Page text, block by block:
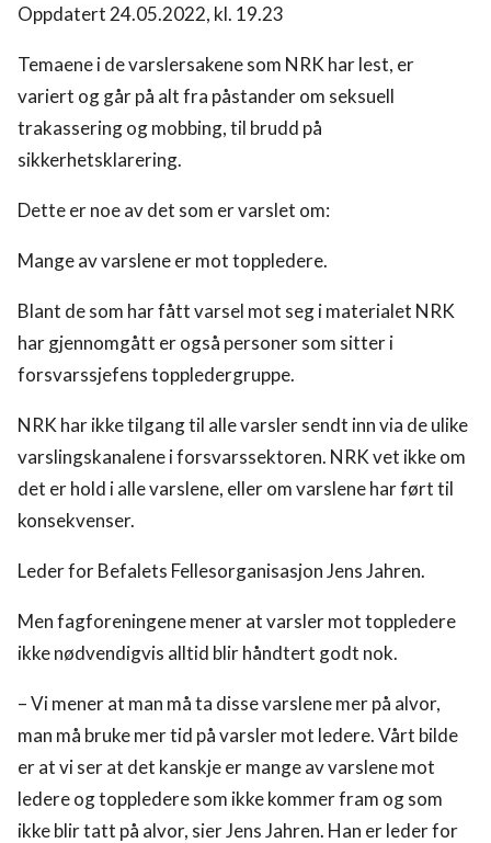
Oppdatert 24.05.2022, kl. 19.23
Temaene i de varslersakene som NRK har lest, er
variert og går på alt fra påstander om seksuell
trakassering og mobbing, til brudd på
sikkerhetsklarering.
Dette er noe av det som er varslet om:
Mange av varslene er mot toppledere.
Blant de som har fått varsel mot seg i materialet NRK
har gjennomgått er også personer som sitter i
forsvarssjefens toppledergruppe.
NRK har ikke tilgang til alle varsler sendt inn via de ulike
varslingskanalene i forsvarssektoren. NRK vet ikke om
det er hold i alle varslene, eller om varslene har ført til
konsekvenser.
Leder for Befalets Fellesorganisasjon Jens Jahren.
Men fagforeningene mener at varsler mot toppledere
ikke nødvendigvis alltid blir håndtert godt nok.
– Vi mener at man må ta disse varslene mer på alvor,
man må bruke mer tid på varsler mot ledere. Vårt bilde
er at vi ser at det kanskje er mange av varslene mot
ledere og toppledere som ikke kommer fram og som
ikke blir tatt på alvor, sier Jens Jahren. Han er leder for